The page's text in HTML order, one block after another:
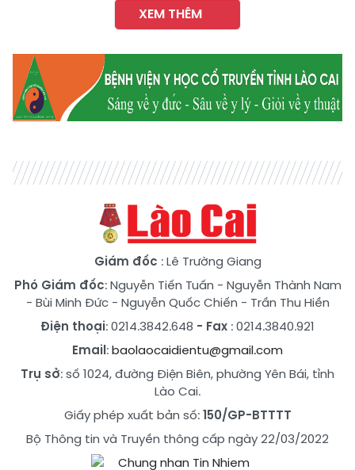
XEM THÊM
Giám đốc : Lê Trường Giang
Phó Giám đốc:Nguyễn Tiến Tuấn - Nguyễn Thành Nam
- Bùi Minh Đức- Nguyễn Quốc Chiến - Trần Thu Hiền
Điện thoại: 0214.3842.648 - Fax : 0214.3840.921
Email:baolaocaidientu@gmail.com
Trụ sở: số 1024, đường Điện Biên, phường Yên Bái, tỉnh
Lào Cai.
Giấy phép xuất bản số:150/GP-BTTTT
Bộ Thông tin và Truyền thông cấp ngày 22/03/2022